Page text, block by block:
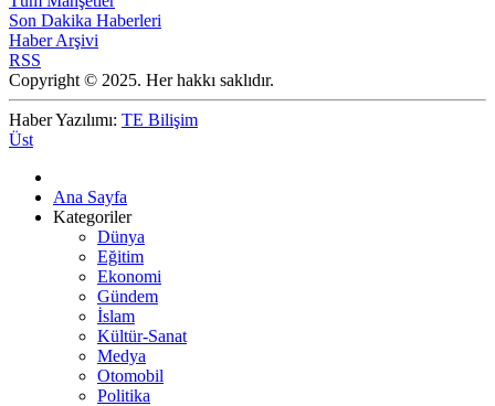
Son Dakika Haberleri
Haber Arşivi
RSS
Copyright © 2025. Her hakkı saklıdır.
Haber Yazılımı: TE Bilişim
Üst
Ana Sayfa
Kategoriler
Dünya
Eğitim
Ekonomi
Gündem
İslam
Kültür-Sanat
Medya
Otomobil
Politika